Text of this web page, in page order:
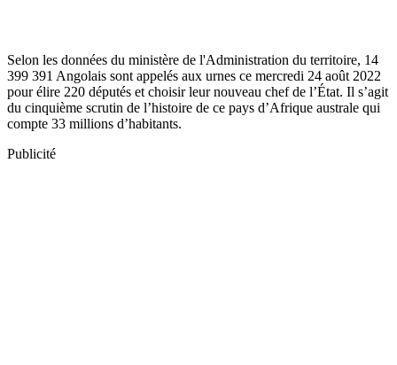
Selon les données du ministère de l'Administration du territoire, 14
399 391 Angolais sont appelés aux urnes ce mercredi 24 août 2022
pour élire 220 députés et choisir leur nouveau chef de l’État. Il s’agit
du cinquième scrutin de l’histoire de ce pays d’Afrique australe qui
compte 33 millions d’habitants.
Publicité